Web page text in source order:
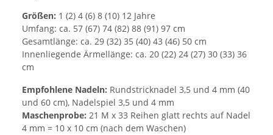
Größen: 1 (2) 4 (6) 8 (10) 12 Jahre
Umfang: ca. 57 (67) 74 (82) 88 (91) 97 cm
Gesamtlänge: ca. 29 (32) 35 (40) 43 (46) 50 cm
Innenliegende Ärmellänge: ca. 20 (22) 24 (27) 30 (33) 36
cm
Empfohlene Nadeln: Rundstricknadel 3,5 und 4 mm (40
und 60 cm), Nadelspiel 3,5 und 4 mm
Maschenprobe: 21 M x 33 Reihen glatt rechts auf Nadel
4 mm = 10 x 10 cm (nach dem Waschen)